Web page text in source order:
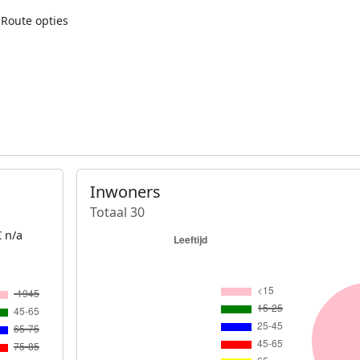
opties
n/a
Inwoners
Totaal 30